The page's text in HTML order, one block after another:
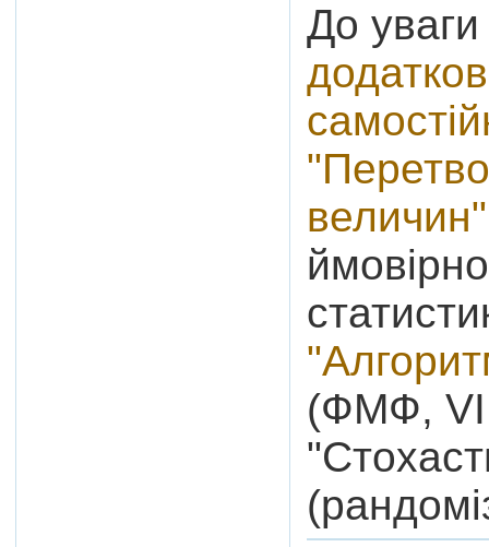
До уваги
величин"
(ФМФ, VI